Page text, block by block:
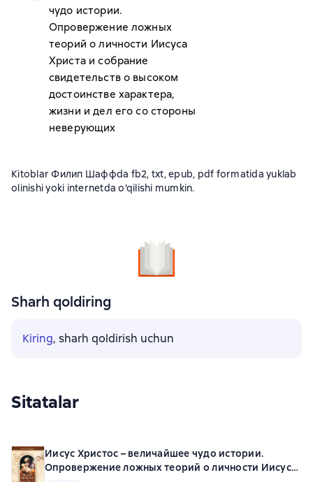
чудо истории.
Опровержение ложных
теорий о личности Иисуса
Христа и собрание
свидетельств о высоком
достоинстве характера,
жизни и дел его со стороны
неверующих
Kitoblar Филип Шаффda fb2, txt, epub, pdf formatida yuklab
olinishi yoki internetda o'qilishi mumkin.
Sharh qoldiring
Kiring, sharh qoldirish uchun
Sitatalar
Иисус Христос – величайшее чудо истории.
Опровержение ложных теорий о личности Иисуса